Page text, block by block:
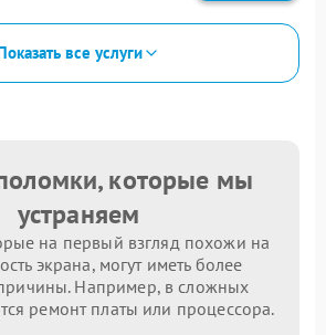
все услуги
которые мы
устраняем
на первый взгляд похожи на
экрана, могут иметь более
Например, в сложных
ремонт платы или процессора.